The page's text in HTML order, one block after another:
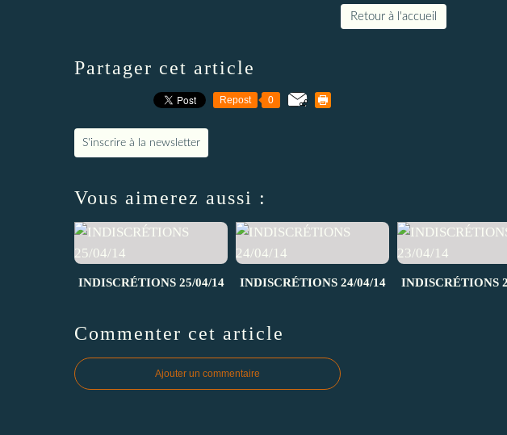
Retour à l'accueil
Partager cet article
Repost 0
S'inscrire à la newsletter
Vous aimerez aussi :
INDISCRÉTIONS 25/04/14 INDISCRÉTIONS 24/04/14 INDISCRÉTIONS
Commenter cet article
Ajouter un commentaire